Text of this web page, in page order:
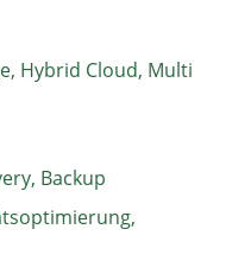
Hybrid Cloud, Multi
Backup